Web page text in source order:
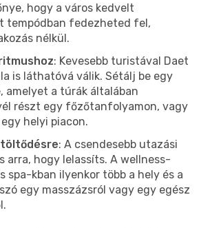
hogy a város kedvelt
tempódban fedezheted fel,
nélkül.
: Kevesebb turistával Daet
is láthatóvá válik. Sétálj be egy
amelyet a túrák általában
részt egy főzőtanfolyamon, vagy
helyi piacon.
: A csendesebb utazási
arra, hogy lelassíts. A wellness-
spa-kban ilyenkor több a hely és a
egy masszázsról vagy egy egész